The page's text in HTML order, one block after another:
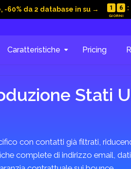
-60% da 2 database in su → 1 6
Caratteristiche Pricing
Stati
con contatti già filtrati,
complete di indirizzo email,